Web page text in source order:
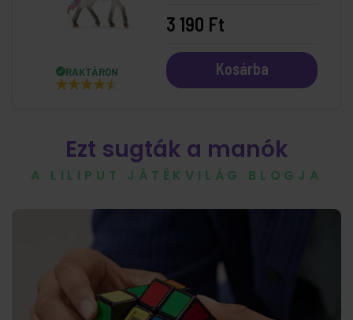
RAKTÁRON
3 190 Ft
Kosárba
Ezt sugták a manók
A LILIPUT JÁTÉKVILÁG BLOGJA